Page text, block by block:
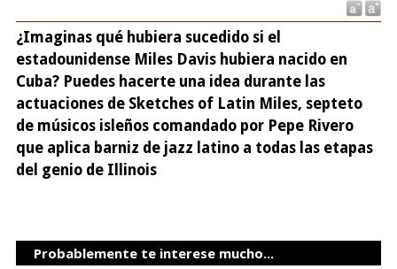
¿Imaginas qué hubiera sucedido si el
estadounidense Miles Davis hubiera nacido en
Cuba? Puedes hacerte una idea durante las
actuaciones de Sketches of Latin Miles, septeto
de músicos isleños comandado por Pepe Rivero
que aplica barniz de jazz latino a todas las etapas
del genio de Illinois
Probablemente te interese mucho...